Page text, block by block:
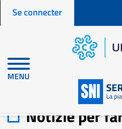
Menu profilo utente
Se connecter
MENU
Accueil Notizie per fare
Notizie per